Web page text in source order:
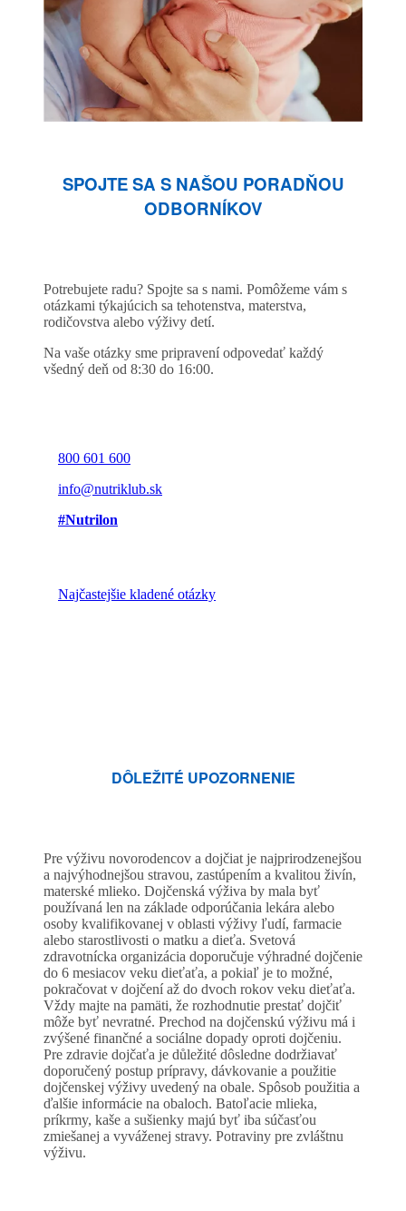
SPOJTE SA S NAŠOU PORADŇOU
ODBORNÍKOV
Potrebujete radu? Spojte sa s nami. Pomôžeme vám s
otázkami týkajúcich sa tehotenstva, materstva,
rodičovstva alebo výživy detí.
Na vaše otázky sme pripravení odpovedať každý
všedný deň od 8:30 do 16:00.
800 601 600
info@nutriklub.sk
#Nutrilon
Najčastejšie kladené otázky
DÔLEŽITÉ UPOZORNENIE
Pre výživu novorodencov a dojčiat je najprirodzenejšou
a najvýhodnejšou stravou, zastúpením a kvalitou živín,
materské mlieko. Dojčenská výživa by mala byť
používaná len na základe odporúčania lekára alebo
osoby kvalifikovanej v oblasti výživy ľudí, farmacie
alebo starostlivosti o matku a dieťa. Svetová
zdravotnícka organizácia doporučuje výhradné dojčenie
do 6 mesiacov veku dieťaťa, a pokiaľ je to možné,
pokračovat v dojčení až do dvoch rokov veku dieťaťa.
Vždy majte na pamäti, že rozhodnutie prestať dojčiť
môže byť nevratné. Prechod na dojčenskú výživu má i
zvýšené finančné a sociálne dopady oproti dojčeniu.
Pre zdravie dojčaťa je důležité dôsledne dodržiavať
doporučený postup prípravy, dávkovanie a použitie
dojčenskej výživy uvedený na obale. Spôsob použitia a
ďalšie informácie na obaloch. Batoľacie mlieka,
príkrmy, kaše a sušienky majú byť iba súčasťou
zmiešanej a vyváženej stravy. Potraviny pre zvláštnu
výživu.